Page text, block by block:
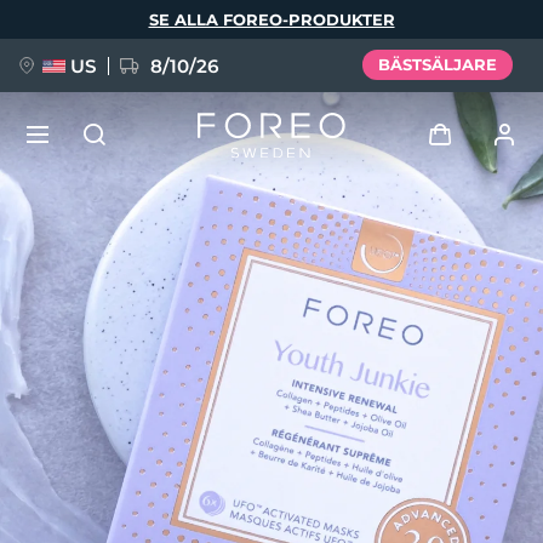
SE ALLA FOREO-PRODUKTER
US 8/10/26 BÄSTSÄLJARE
Logga in
Användarprofil
Mina enheter
Mina beställningar
Mina adresser
Mina prenumerationer
NYHET
FAQ™ Pure Beauty-Tech Elixir
BREAKING NEWS
issa™ Teeth Whitening Set
Språk
English Deutsch
Español
Français
Italiano
Português
Polski
Svenska
Русский
Türkçe
简体中文 繁體中文